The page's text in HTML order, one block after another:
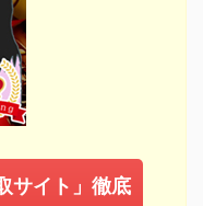
サイト」徹底